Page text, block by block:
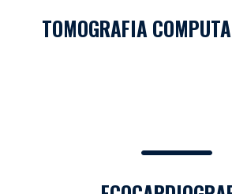
TOMOGRAFIA